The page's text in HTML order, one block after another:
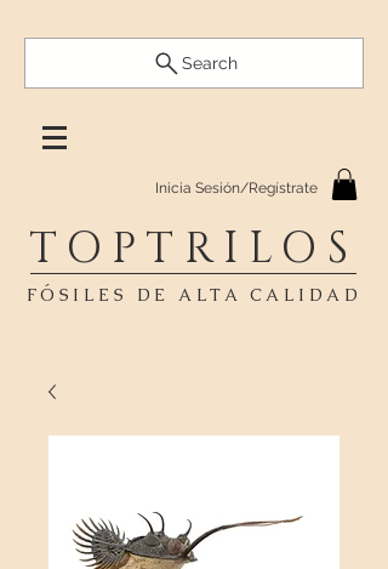
Search
Inicia Sesión/Regístrate
TOPTRILOS
FÓSILES DE ALTA CALIDAD